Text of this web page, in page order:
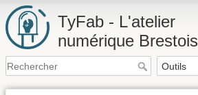
TyFab - L'atelier
numérique Brestois